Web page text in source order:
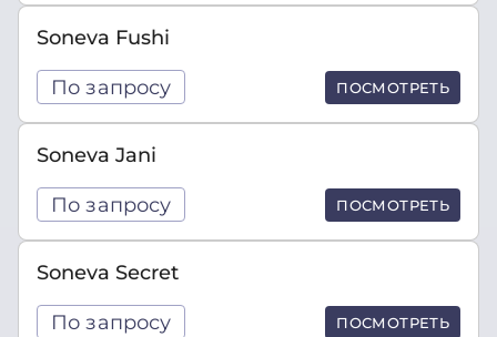
Soneva Fushi
По запросу ПОСМОТРЕТЬ
Soneva Jani
По запросу ПОСМОТРЕТЬ
Soneva Secret
По запросу ПОСМОТРЕТЬ